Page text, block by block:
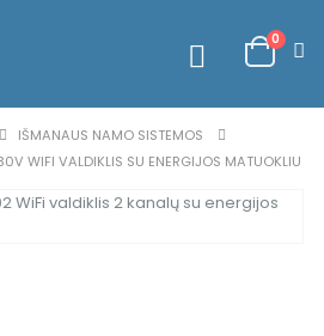
0
IŠMANAUS NAMO SISTEMOS
WIFI VALDIKLIS SU ENERGIJOS MATUOKLIU